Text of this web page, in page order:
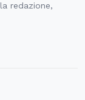
redazione,